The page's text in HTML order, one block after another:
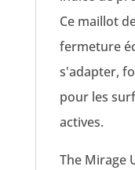
Ce maillot
fermeture
s'adapter,
pour les
actives.
The Mirage